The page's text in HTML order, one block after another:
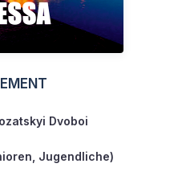
Dvoboi
Jugendliche)